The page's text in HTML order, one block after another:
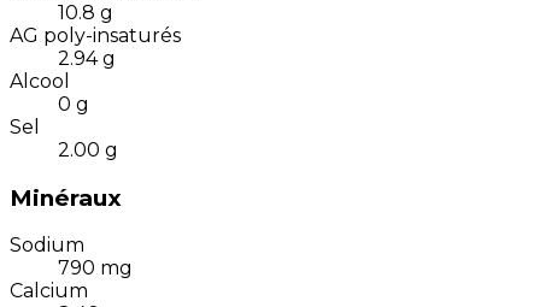
10.8 g
AG poly-insaturés
2.94 g
Alcool
0 g
Sel
2.00 g
Minéraux
Sodium
790 mg
Calcium